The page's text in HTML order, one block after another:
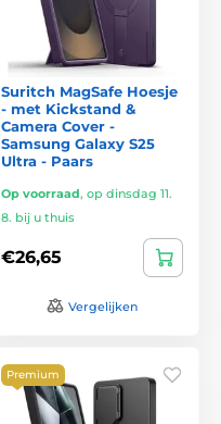
Suritch MagSafe Hoesje
- met Kickstand &
Camera Cover -
Samsung Galaxy S25
Ultra - Paars
Op voorraad, op dinsdag 11.
8. bij u thuis
€26,65
Vergelijken
Premium